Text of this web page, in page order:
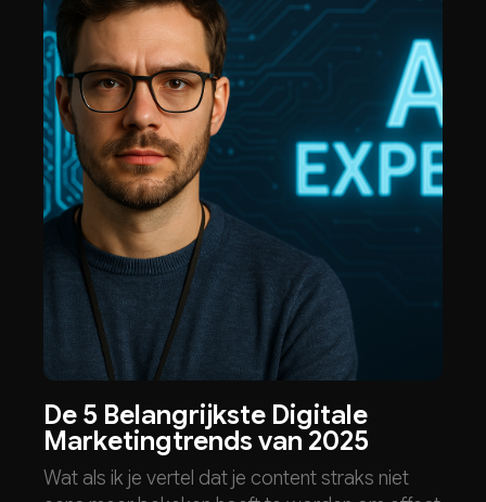
De 5 Belangrijkste Digitale
Marketingtrends van 2025
Wat als ik je vertel dat je content straks niet